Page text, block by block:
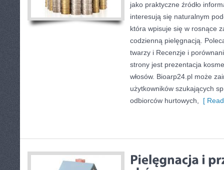
jako praktyczne źródło
interesują się naturalnym
która wpisuje się w rosnące
codzienną pielęgnacją.
twarzy i Recenzje i
strony jest prezentacja
włosów. Bioarp24.pl może
użytkowników szukających
odbiorców hurtowych,
[